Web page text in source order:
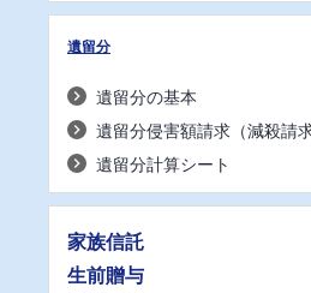
遺留分
遺留分の基本
遺留分侵害額請求（減殺請求
遺留分計算シート
家族信託
生前贈与